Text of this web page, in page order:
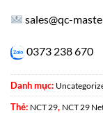
sales@qc-
0373 238 670
Danh mục:
Thẻ: NCT 29, NCT 29